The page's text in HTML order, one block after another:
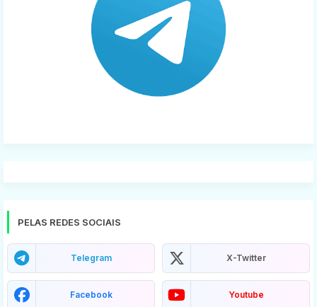
PELAS REDES SOCIAIS
Telegram X-Twitter
Facebook Youtube